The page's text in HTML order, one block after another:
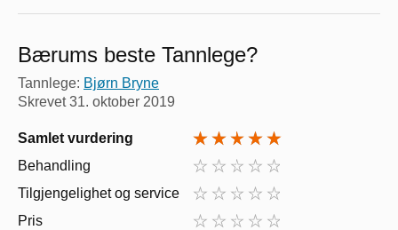
Bærums beste Tannlege?
Tannlege: Bjørn Bryne
Skrevet31. oktober 2019
Samlet vurdering
Behandling
Tilgjengelighet og service
Pris